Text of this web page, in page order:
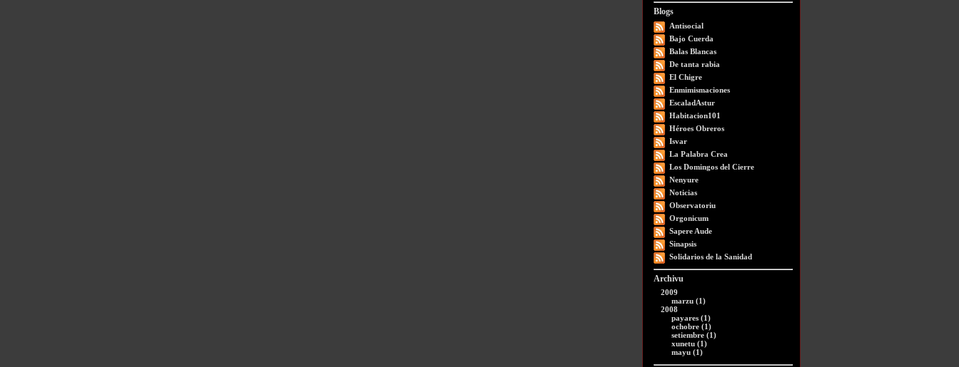
Blogs
Antisocial
Bajo Cuerda
Balas Blancas
De tanta rabia
El Chigre
Enmimismaciones
EscaladAstur
Habitacion101
Héroes Obreros
Isvar
La Palabra Crea
Los Domingos del Cierre
Nenyure
Noticias
Observatoriu
Orgonicum
Sapere Aude
Sinapsis
Solidarios de la Sanidad
Archivu
2009
marzu (1)
2008
payares (1)
ochobre (1)
setiembre (1)
xunetu (1)
mayu (1)